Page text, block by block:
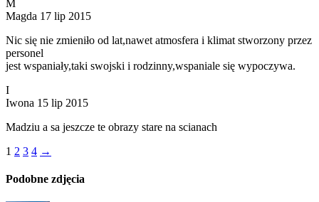
M
Magda 17 lip 2015
Nic się nie zmieniło od lat,nawet atmosfera i klimat stworzony przez
personel
jest wspaniały,taki swojski i rodzinny,wspaniale się wypoczywa.
I
Iwona 15 lip 2015
Madziu a sa jeszcze te obrazy stare na scianach
1 2 3 4 →
Podobne zdjęcia